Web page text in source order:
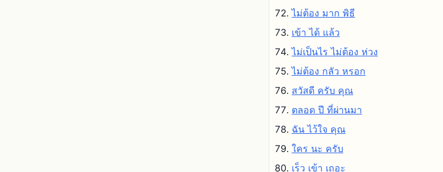
ไม่ต้อง มาก พิธี
เข้า ได้ แล้ว
ไม่เป็นไร ไม่ต้อง ห่วง
ไม่ต้อง กลัว หรอก
สวัสดี ครับ คุณ
ตลอด ปี ที่ผ่านมา
ฉัน ไว้ใจ คุณ
ใคร นะ ครับ
เร็ว เข้า เถอะ